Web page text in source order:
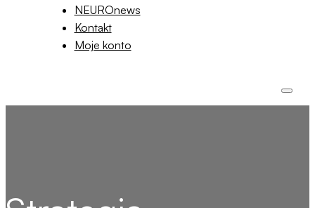
NEUROnews
Kontakt
Moje konto